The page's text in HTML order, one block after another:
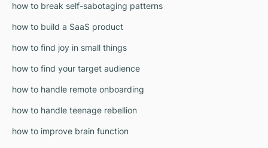
how to break self-sabotaging patterns
how to build a SaaS product
how to find joy in small things
how to find your target audience
how to handle remote onboarding
how to handle teenage rebellion
how to improve brain function